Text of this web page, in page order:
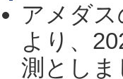
アメダ
より、
測としま